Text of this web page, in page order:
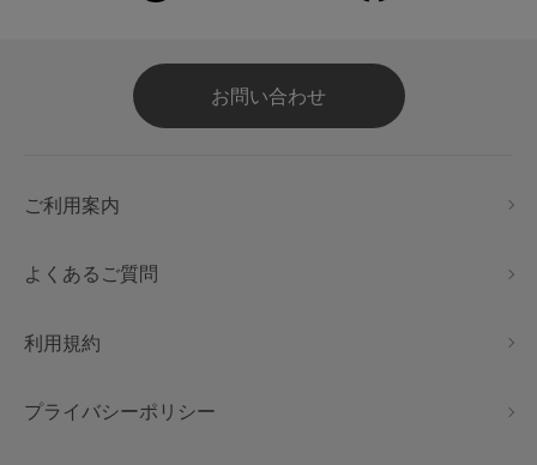
お問い合わせ
ご利用案内
よくあるご質問
利用規約
プライバシーポリシー